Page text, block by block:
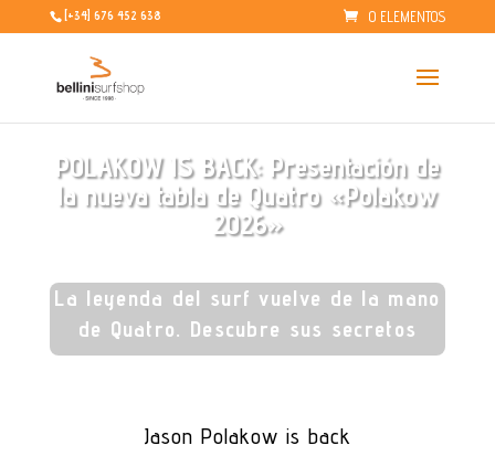
[+34] 676 452 638 0 ELEMENTOS
POLAKOW IS BACK: Presentación de
la nueva tabla de Quatro «Polakow
2026»
La leyenda del surf vuelve de la mano
de Quatro. Descubre sus secretos
Jason Polakow is back